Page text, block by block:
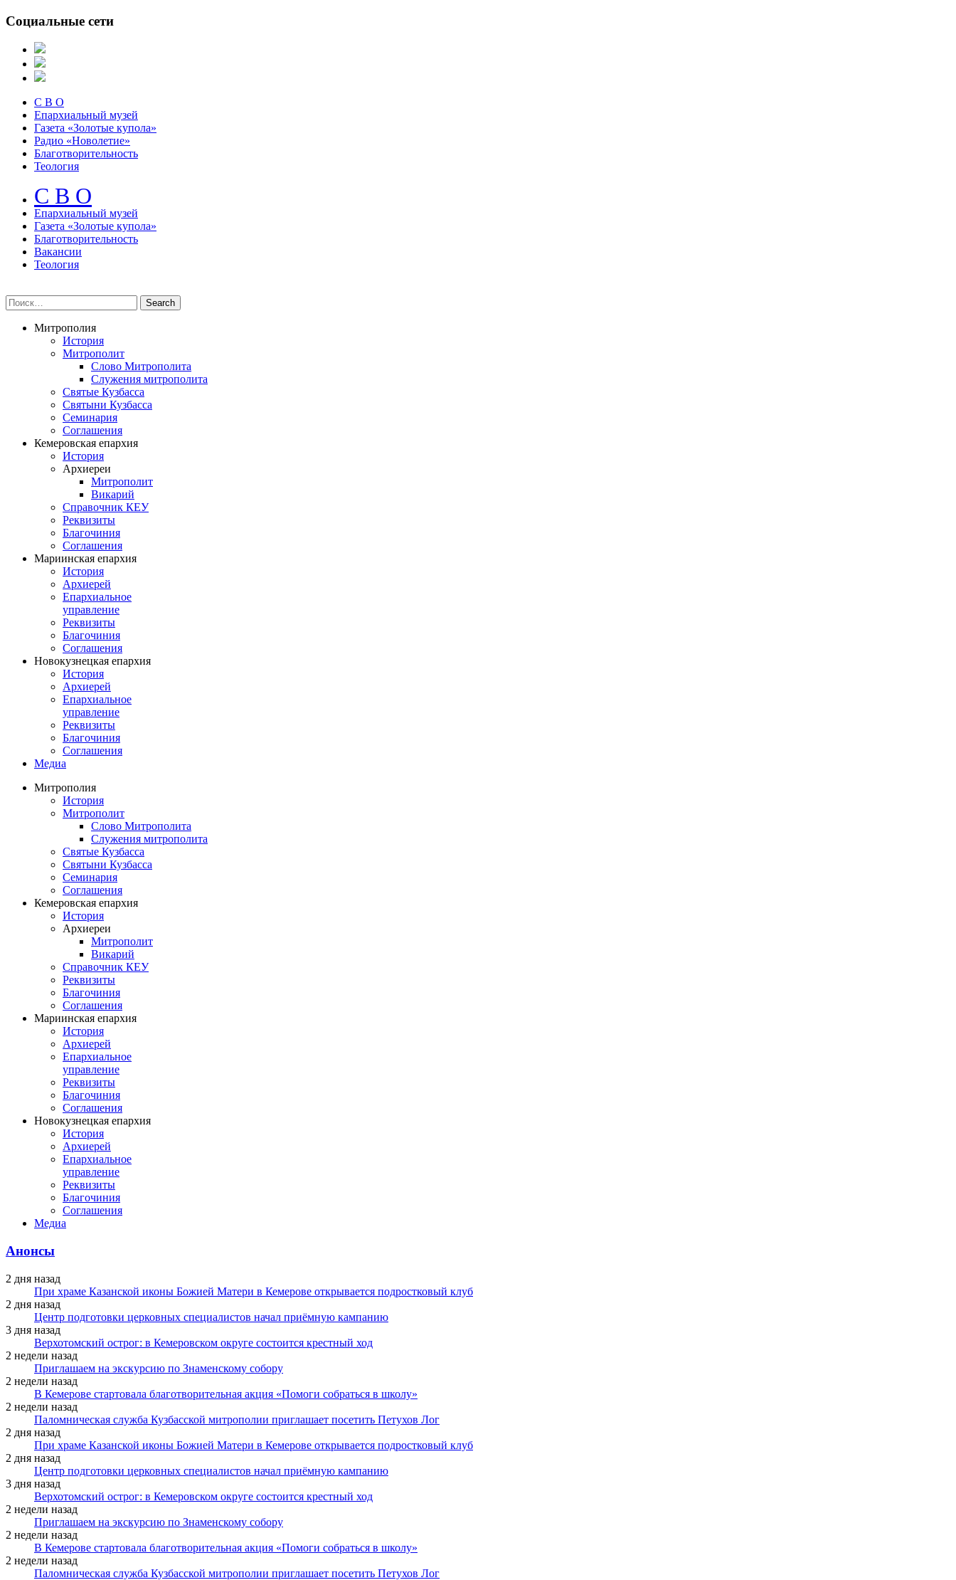
Социальные сети
С В О
Епархиальный музей
Газета «Золотые купола»
Радио «Новолетие»
Благотворительность
Теология
С В О
Епархиальный музeй
Газета «Золотые купола»
Благотворительность
Вакансии
Теология
Митрополия
История
Митрополит
Слово Митрополита
Служения митрополита
Святые Кузбасса
Святыни Кузбасса
Семинария
Соглашения
Кемеровская епархия
История
Архиереи
Митрополит
Викарий
Справочник КЕУ
Реквизиты
Благочиния
Соглашения
Мариинская епархия
История
Архиерей
Епархиальное
управление
Реквизиты
Благочиния
Соглашения
Новокузнецкая епархия
История
Архиерей
Епархиальное
управление
Реквизиты
Благочиния
Соглашения
Медиа
Митрополия
История
Митрополит
Слово Митрополита
Служения митрополита
Святые Кузбасса
Святыни Кузбасса
Семинария
Соглашения
Кемеровская епархия
История
Архиереи
Митрополит
Викарий
Справочник КЕУ
Реквизиты
Благочиния
Соглашения
Мариинская епархия
История
Архиерей
Епархиальное
управление
Реквизиты
Благочиния
Соглашения
Новокузнецкая епархия
История
Архиерей
Епархиальное
управление
Реквизиты
Благочиния
Соглашения
Медиа
Анонсы
2 дня назад
При храме Казанской иконы Божией Матери в Кемерове открывается подростковый клуб
2 дня назад
Центр подготовки церковных специалистов начал приёмную кампанию
3 дня назад
Верхотомский острог: в Кемеровском округе состоится крестный ход
2 недели назад
Приглашаем на экскурсию по Знаменскому собору
2 недели назад
В Кемерове стартовала благотворительная акция «Помоги собраться в школу»
2 недели назад
Паломническая служба Кузбасской митрополии приглашает посетить Петухов Лог
2 дня назад
При храме Казанской иконы Божией Матери в Кемерове открывается подростковый клуб
2 дня назад
Центр подготовки церковных специалистов начал приёмную кампанию
3 дня назад
Верхотомский острог: в Кемеровском округе состоится крестный ход
2 недели назад
Приглашаем на экскурсию по Знаменскому собору
2 недели назад
В Кемерове стартовала благотворительная акция «Помоги собраться в школу»
2 недели назад
Паломническая служба Кузбасской митрополии приглашает посетить Петухов Лог